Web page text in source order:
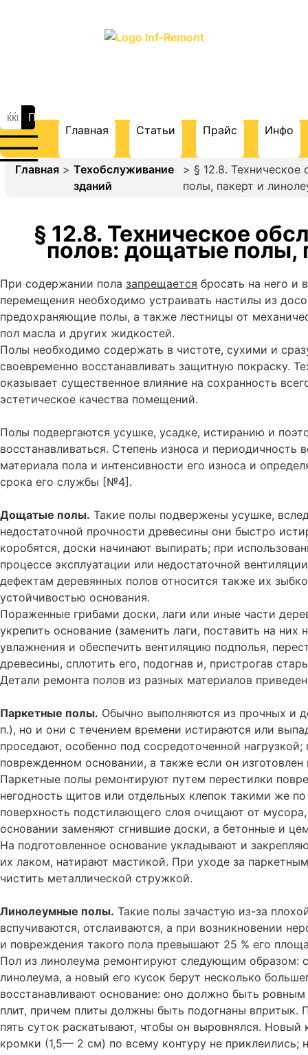
Главная Статьи Прайс Инфо
Главная > Техобслуживание
зданий
> § 12.8.
полы, пакерт и
§ 12.8. Техническое
полов: дощатые полы,
При содержании пола запрещается бросать на него и
перемещения необходимо устраивать настилы из
предохраняющие полы, а также лестницы от
пол масла и других жидкостей.
Полы необходимо содержать в чистоте, сухими и
своевременно восстанавливать защитную покраску.
оказывает существенное влияние на сохранность
эстетическое качества помещений.
Полы подвергаются усушке, усадке, истиранию и
восстанавливаться. Степень износа и периодичность
материала пола и интенсивности его износа и
срока его службы [№4].
Дощатые полы. Такие полы подвержены усушке,
недостаточной прочности древесины они быстро
коробятся, доски начинают выпирать; при
процессе эксплуатации или недостаточной
дефектам деревянных полов относится также их
устойчивостью основания.
Пораженные грибами доски, лаги или иные части
укрепить основание (заменить лаги, поставить на них
увлажнения и обеспечить вентиляцию подполья,
древесины, сплотить его, подогнав и, пристрогав
Детали ремонта полов из разных материалов
Паркетные полы. Обычно выполняются из прочных и
п.), но и они с течением времени истираются или
проседают, особенно под сосредоточенной
поврежденном основании, а также если он
Паркетные полы ремонтируют путем перестилки
негодность щитов или отдельных клепок такими же
поверхность подстилающего слоя очищают от
основании заменяют сгнившие доски, а бетонные и
На подготовленное основание укладывают и
их лаком, натирают мастикой. При уходе за
чистить металлической стружкой.
Линолеумные полы. Такие полы зачастую из-за
вспучиваются, отслаиваются, а при возникновении
и повреждения такого пола превышают 25 % его
Пол из линолеума ремонтируют следующим образом:
линолеума, а новый его кусок берут несколько
восстанавливают основание: оно должно быть
плит, причем плиты должны быть подогнаны впритык.
пять суток раскатывают, чтобы он выровнялся. Новый
кромки (1,5— 2 см) по всему контуру не